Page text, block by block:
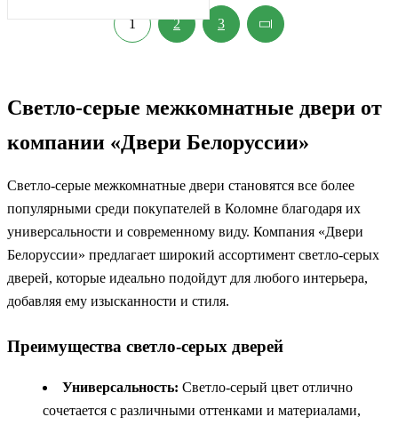
1 2 3
Светло-серые межкомнатные двери от
компании «Двери Белоруссии»
Светло-серые межкомнатные двери становятся все более
популярными среди покупателей в Коломне благодаря их
универсальности и современному виду. Компания «Двери
Белоруссии» предлагает широкий ассортимент светло-серых
дверей, которые идеально подойдут для любого интерьера,
добавляя ему изысканности и стиля.
Преимущества светло-серых дверей
Универсальность: Светло-серый цвет отлично
сочетается с различными оттенками и материалами,